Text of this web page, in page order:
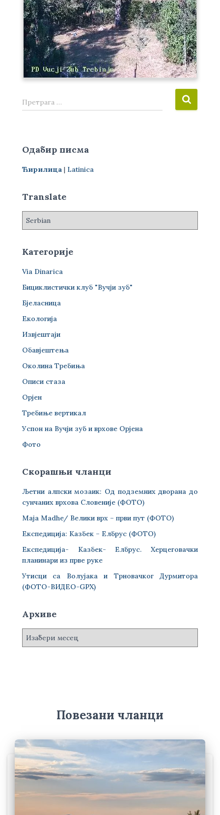
П
р
а
а
а
Претрага …
Одабир писма
Ћирилица | Latinica
Translate
Категорије
Via Dinarica
Бициклистички клуб "Вучји зуб"
Бјеласница
Екологија
Извјештаји
Обавјештења
Околина Требиња
Описи стаза
Орјен
Требиње вертикал
Успон на Вучји зуб и врхове Орјена
Фото
Скорашњи чланци
Љетни алпски мозаик: Од подземних дворана до
сунчаних врхова Словеније (ФОТО)
Maja Madhe/ Велики врх – први пут (ФОТО)
Експедиција: Казбек – Елбрус (ФОТО)
Експедиција- Казбек- Елбрус. Херцеговачки
планинари из прве руке
Утисци са Волујака и Трновачког Дурмитора
(ФОТО-ВИДЕО-GPX)
Архиве
А
Повезани чланци